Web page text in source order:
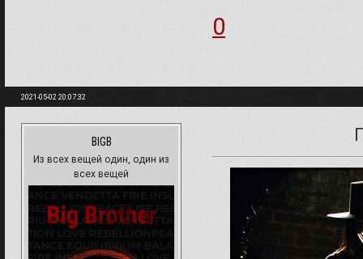
0
2021-05-02 20:07:32
BIGB
Из всех вещей один, один из
всех вещей